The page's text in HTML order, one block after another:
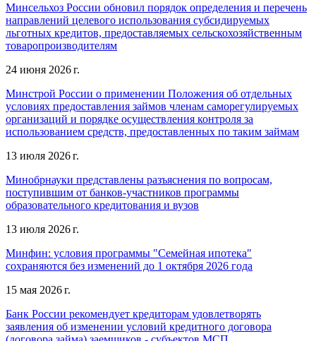
Минсельхоз России обновил порядок определения и перечень
направлений целевого использования субсидируемых
льготных кредитов, предоставляемых сельскохозяйственным
товаропроизводителям
24 июня 2026 г.
Минстрой России о применении Положения об отдельных
условиях предоставления займов членам саморегулируемых
организаций и порядке осуществления контроля за
использованием средств, предоставленных по таким займам
13 июля 2026 г.
Минобрнауки представлены разъяснения по вопросам,
поступившим от банков-участников программы
образовательного кредитования и вузов
13 июля 2026 г.
Минфин: условия программы "Семейная ипотека"
сохраняются без изменений до 1 октября 2026 года
15 мая 2026 г.
Банк России рекомендует кредиторам удовлетворять
заявления об изменении условий кредитного договора